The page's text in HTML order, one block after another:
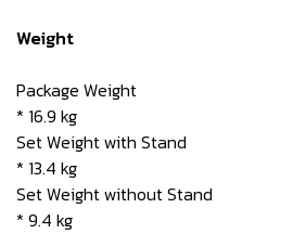
Weight
Package Weight
* 16.9 kg
Set Weight with Stand
* 13.4 kg
Set Weight without Stand
* 9.4 kg